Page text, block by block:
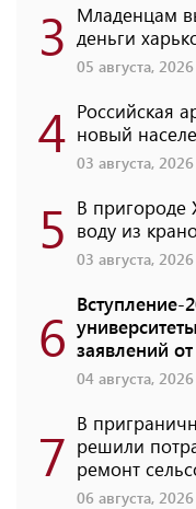
3 Младенцам
деньги
05 августа,
4 Российская
новый
03 августа,
5 В пригороде
воду из
03 августа,
6 Вступление-
заявлений
04 августа,
7 В
решили
ремонт
06 августа,